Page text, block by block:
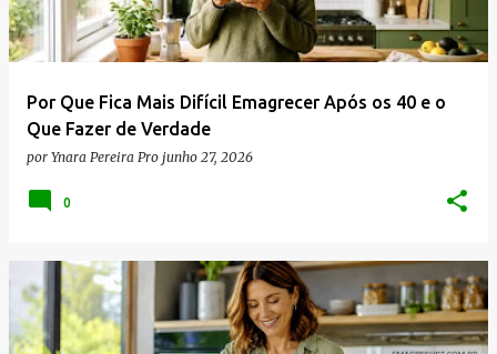
Por Que Fica Mais Difícil Emagrecer Após os 40 e o
Que Fazer de Verdade
por Ynara Pereira Pro junho 27, 2026
0